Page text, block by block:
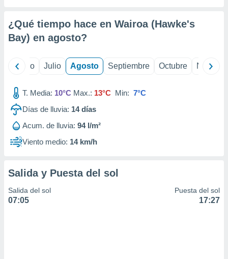
e
mediante
publicidad
publicidad
de
1199
¿Qué tiempo hace en Wairoa (Hawke's
Bay) en agosto?
Junio Julio Agosto Septiembre Octubre
T. Media: 10°C Max.: 13°C Min: 7°C
Días de lluvia: 14días
Acum. de lluvia: 94 l/m²
Viento medio: 14 km/h
Salida y Puesta del sol
Salida del sol
07:05
Puesta del sol
17:27